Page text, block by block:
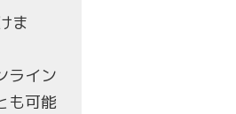
ま
ライン
も可能